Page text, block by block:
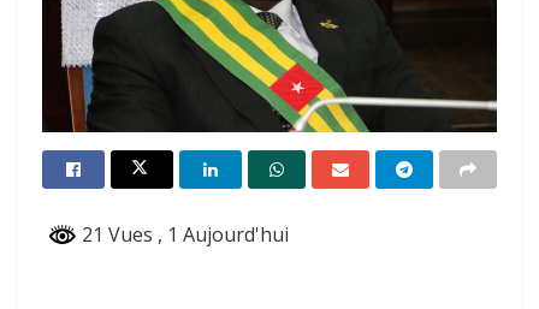
21 Vues , 1 Aujourd'hui